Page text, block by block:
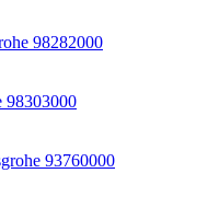
98282000
98303000
93760000